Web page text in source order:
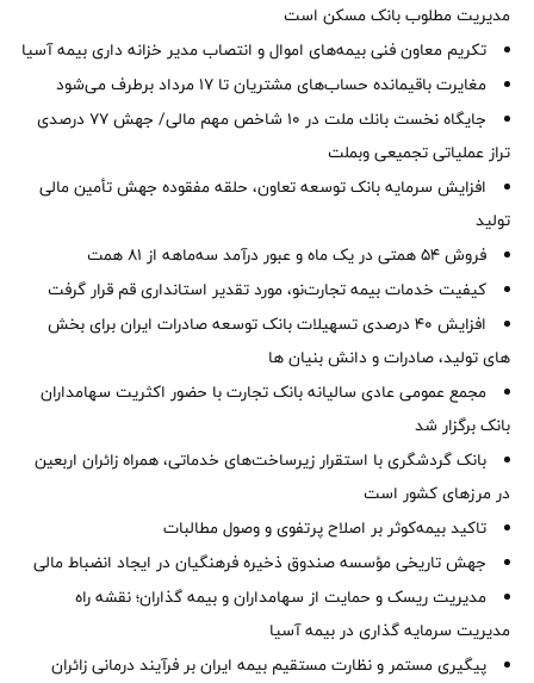
مدیریت مطلوب بانک مسکن است
تکریم معاون فنی بیمه‌های اموال و انتصاب مدیر خزانه داری بیمه آسیا
مغایرت‌ باقیمانده حساب‌های مشتریان تا ۱۷ مرداد برطرف می‌شود
جایگاه نخست بانك ملت در 10 شاخص مهم مالی/ جهش 77 درصدی
تراز عملیاتی تجمیعی وبملت
افزایش سرمایه بانک توسعه تعاون، حلقه مفقوده جهش تأمین مالی
تولید
فروش 54 همتی در یک ماه و عبور درآمد سه‌ماهه از 81 همت
کیفیت خدمات بیمه تجارت‌نو، مورد تقدیر استانداری قم قرار گرفت
افزایش 40 درصدی تسهیلات بانک توسعه صادرات ایران برای بخش
های تولید، صادرات و دانش بنیان ها
مجمع عمومی عادی سالیانه بانک تجارت با حضور اکثریت سهامداران
بانک برگزار شد
بانک گردشگری با استقرار زیرساخت‌های خدماتی، همراه زائران اربعین
در مرزهای کشور است
تاکید بیمه‌کوثر بر اصلاح پرتفوی و وصول مطالبات ‌
جهش تاریخی مؤسسه صندوق ذخیره فرهنگیان در ایجاد انضباط مالی
مدیریت ریسک و حمایت از سهامداران و بیمه گذاران؛ نقشه راه
مدیریت سرمایه گذاری در بیمه آسیا
پیگیری مستمر و نظارت مستقیم بیمه ایران بر فرآیند درمانی زائران